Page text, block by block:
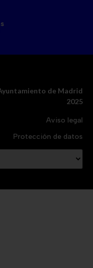
de Madrid
2025
Aviso legal
Protección de datos